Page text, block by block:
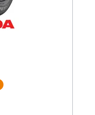
Mehr Informationen zum